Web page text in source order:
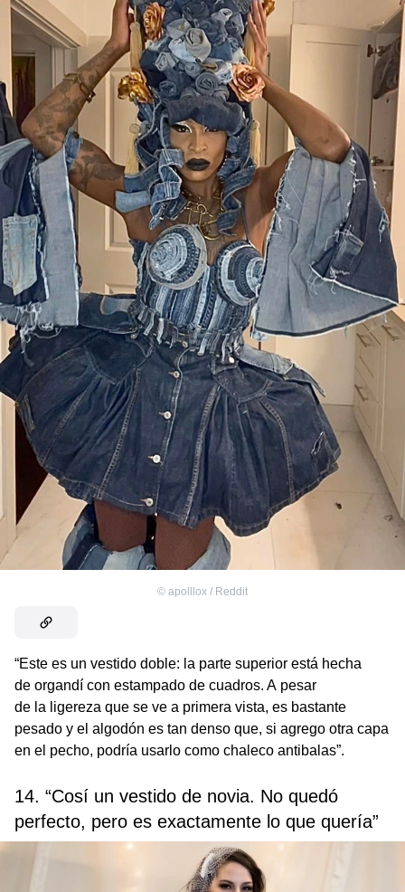
© apolllox / Reddit
“Este es un vestido doble: la parte superior está hecha
de organdí con estampado de cuadros. A pesar
de la ligereza que se ve a primera vista, es bastante
pesado y el algodón es tan denso que, si agrego otra capa
en el pecho, podría usarlo como chaleco antibalas”.
14. “Cosí un vestido de novia. No quedó
perfecto, pero es exactamente lo que quería”